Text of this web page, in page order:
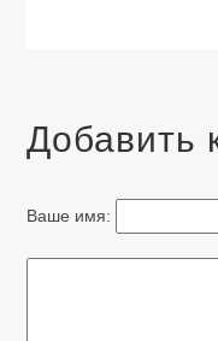
Добавить
Ваше имя: